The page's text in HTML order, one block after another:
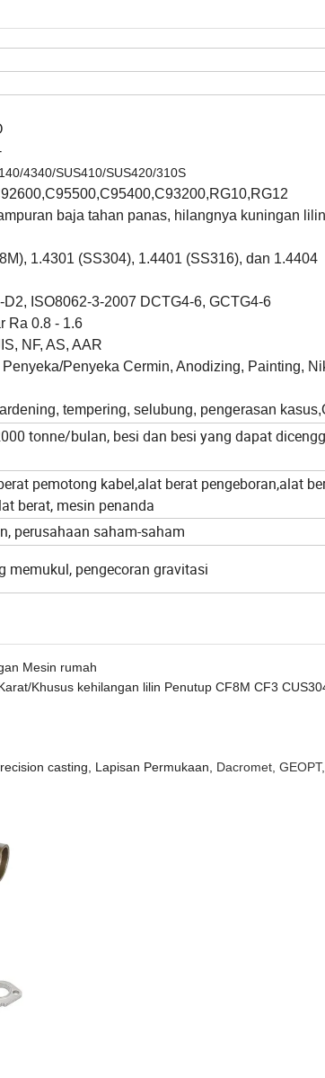
4340/SUS410/SUS420/310S
C95500,C95400,C93200,RG10,RG12
baja tahan panas, hilangnya kuningan
1.4301 (SS304), 1.4401 (SS316), dan 1.4404
D2, ISO8062-3-2007 DCTG4-6, GCTG4-6
Ra 0.8 - 1.6
NF, AS, AAR
Penyeka Cermin, Anodizing, Painting,
tempering, selubung, pengerasan
tonne/bulan, besi dan besi yang dapat
pemotong kabel,alat berat pengeboran,alat
berat, mesin penanda
perusahaan saham-saham
memukul, pengecoran gravitasi
Mesin rumah
Khusus kehilangan lilin Penutup CF8M CF3
casting, Lapisan Permukaan,
Dacromet,